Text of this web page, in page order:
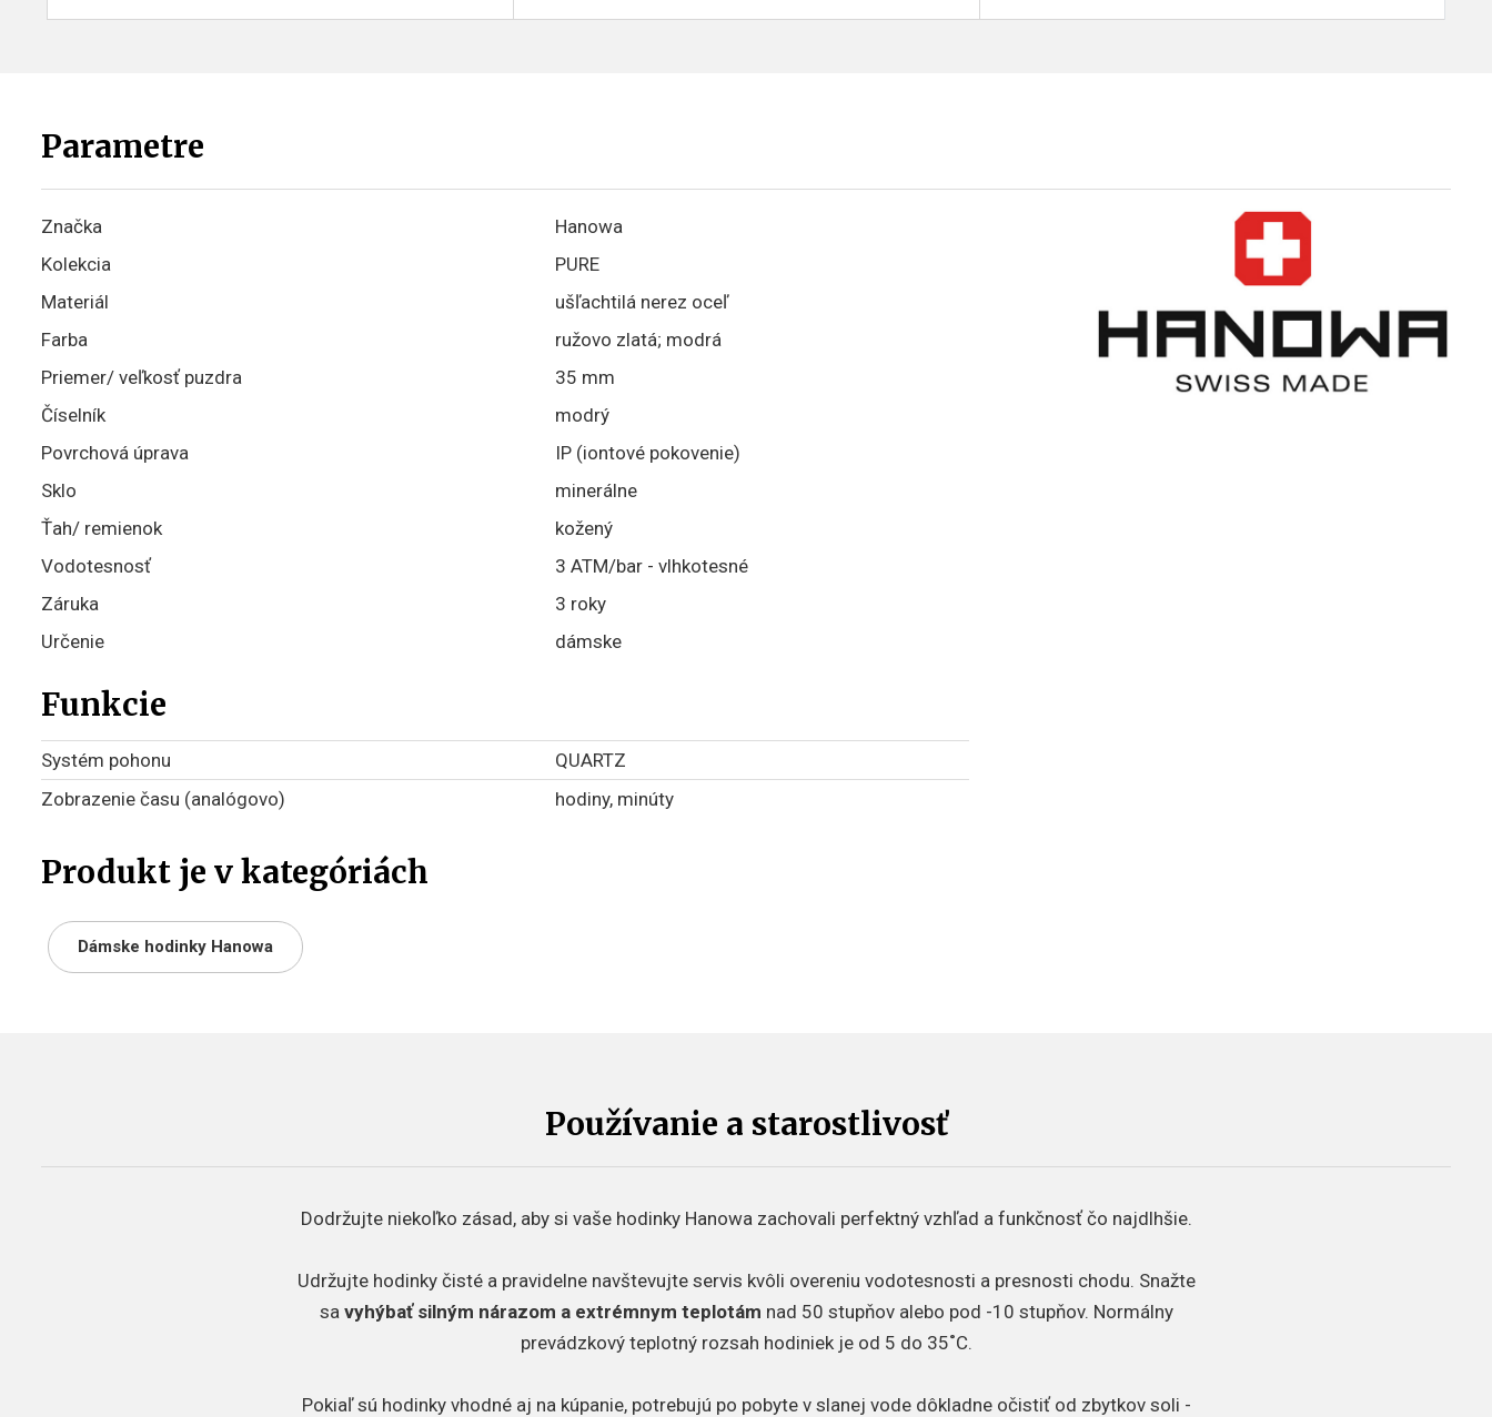
Parametre
Značka
Hanowa
Kolekcia
PURE
Materiál
ušľachtilá nerez oceľ
Farba
ružovo zlatá; modrá
Priemer/ veľkosť puzdra
35 mm
Číselník
modrý
Povrchová úprava
IP (iontové pokovenie)
Sklo
minerálne
Ťah/ remienok
kožený
Vodotesnosť
3 ATM/bar - vlhkotesné
Záruka
3 roky
Určenie
dámske
Funkcie
Systém pohonu
QUARTZ
Zobrazenie času (analógovo)
hodiny, minúty
Produkt je v kategóriách
Dámske hodinky Hanowa
Používanie a starostlivosť
Dodržujte niekoľko zásad, aby si vaše hodinky Hanowa zachovali perfektný vzhľad a funkčnosť čo najdlhšie.
Udržujte hodinky čisté a pravidelne navštevujte servis kvôli overeniu vodotesnosti a presnosti chodu. Snažte
sa vyhýbať silným nárazom a extrémnym teplotám nad 50 stupňov alebo pod -10 stupňov. Normálny
prevádzkový teplotný rozsah hodiniek je od 5 do 35˚C.
Pokiaľ sú hodinky vhodné aj na kúpanie, potrebujú po pobyte v slanej vode dôkladne očistiť od zbytkov soli -